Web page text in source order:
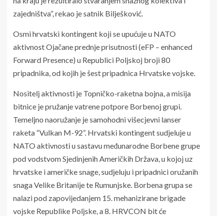
zajedništva”, rekao je satnik Bilješković.
Osmi hrvatski kontingent koji se upućuje u NATO
aktivnost Ojačane prednje prisutnosti (eFP – enhanced
Forward Presence) u Republici Poljskoj broji 80
pripadnika, od kojih je šest pripadnica Hrvatske vojske.
Nositelj aktivnosti je Topničko-raketna bojna, a misija
bitnice je pružanje vatrene potpore Borbenoj grupi.
Temeljno naoružanje je samohodni višecjevni lanser
raketa “Vulkan M-92”. Hrvatski kontingent sudjeluje u
NATO aktivnosti u sastavu međunarodne Borbene grupe
pod vodstvom Sjedinjenih Američkih Država, u kojoj uz
hrvatske i američke snage, sudjeluju i pripadnici oružanih
snaga Velike Britanije te Rumunjske. Borbena grupa se
nalazi pod zapovijedanjem 15. mehanizirane brigade
vojske Republike Poljske, a 8. HRVCON bit će